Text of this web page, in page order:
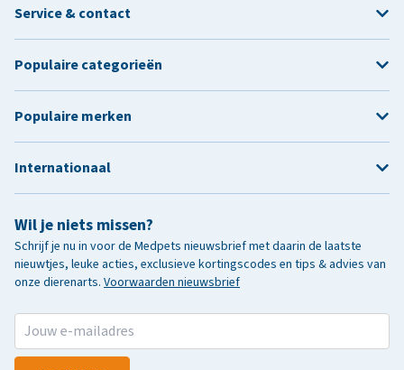
Wil je niets missen?
Schrijf je nu in voor de Medpets nieuwsbrief met daarin de laatste
nieuwtjes, leuke acties, exclusieve kortingscodes en tips & advies van
onze dierenarts. Voorwaarden nieuwsbrief
Service & contact
Populaire categorieën
Populaire merken
Internationaal